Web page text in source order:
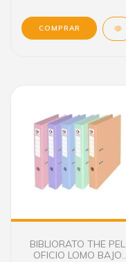
COMPRAR
BIBLIORATO THE PEL
OFICIO LOMO BAJO